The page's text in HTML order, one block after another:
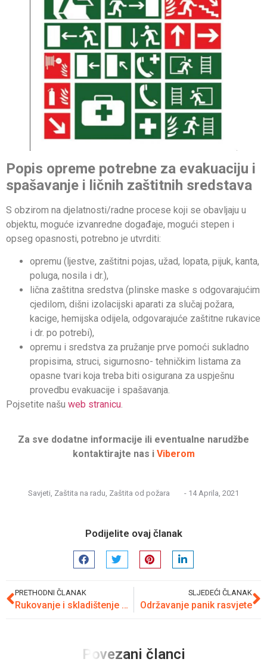
Popis opreme potrebne za evakuaciju i
spašavanje i ličnih zaštitnih sredstava
S obzirom na djelatnosti/radne procese koji se obavljaju u
objektu, moguće izvanredne događaje, mogući stepen i
opseg opasnosti, potrebno je utvrditi:
opremu (ljestve, zaštitni pojas, užad, lopata, pijuk, kanta,
poluga, nosila i dr.),
lična zaštitna sredstva (plinske maske s odgovarajućim
cjedilom, dišni izolacijski aparati za slučaj požara,
kacige, hemijska odijela, odgovarajuće zaštitne rukavice
i dr. po potrebi),
opremu i sredstva za pružanje prve pomoći sukladno
propisima, struci, sigurnosno- tehničkim listama za
opasne tvari koja treba biti osigurana za uspješnu
provedbu evakuacije i spašavanja.
Pojsetite našu web stranicu.
Za sve dodatne informacije ili eventualne narudžbe
kontaktirajte nas i Viberom
Savjeti, Zaštita na radu, Zaštita od požara - 14 Aprila, 2021
Podijelite ovaj članak
PRETHODNI ČLANAK
Rukovanje i skladištenje zapaljivih materija na radnom mjestu
SLJEDEĆI ČLANAK
Održavanje panik rasvjete
Povezani članci